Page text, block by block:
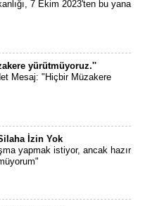
7 Ekim 2023'ten bu yana
yürütmüyoruz.''
Mesaj: "Hiçbir Müzakere
İzin Yok
yapmak istiyor, ancak hazır